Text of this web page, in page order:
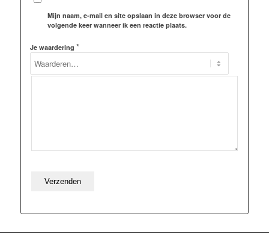
Mijn naam, e-mail en site opslaan in deze browser voor de
volgende keer wanneer ik een reactie plaats.
Je waardering *